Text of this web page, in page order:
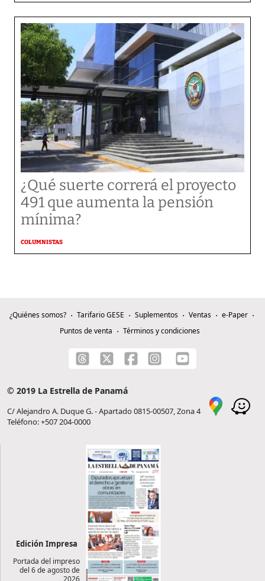
¿Qué suerte correrá el proyecto
491 que aumenta la pensión
mínima?
COLUMNISTAS
¿Quiénes somos? Tarifario GESE Suplementos Ventas
e-Paper
Puntos de venta
Términos y condiciones
© 2019 La Estrella de Panamá
C/ Alejandro A. Duque G. - Apartado 0815-00507, Zona 4
Teléfono: +507 204-0000
Edición Impresa
Portada del impreso
del 6 de agosto de
2026